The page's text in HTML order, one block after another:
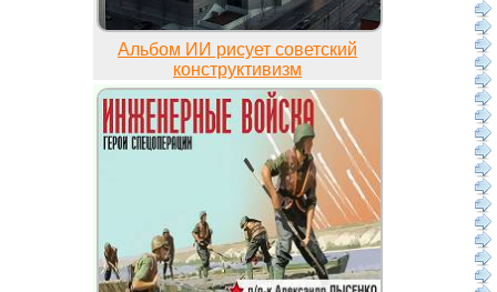
Альбом ИИ рисует советский
конструктивизм